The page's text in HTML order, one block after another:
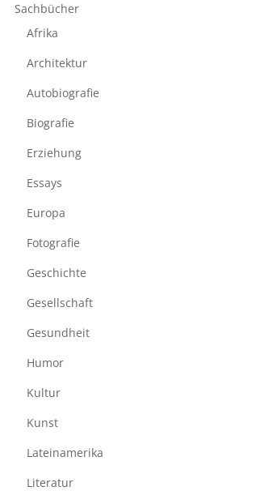
Sachbücher
Afrika
Architektur
Autobiografie
Biografie
Erziehung
Essays
Europa
Fotografie
Geschichte
Gesellschaft
Gesundheit
Humor
Kultur
Kunst
Lateinamerika
Literatur